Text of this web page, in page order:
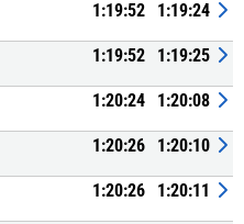
1:19:52 1:19:24
1:19:52 1:19:25
1:20:24 1:20:08
1:20:26 1:20:10
1:20:26 1:20:11